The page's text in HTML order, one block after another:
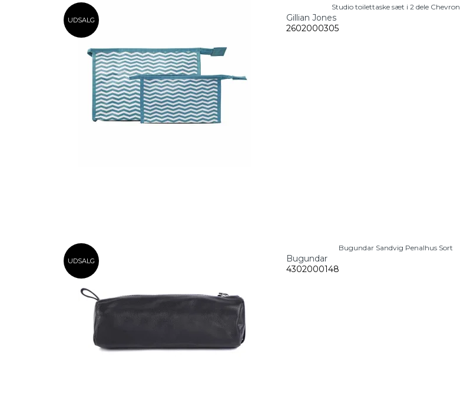
UDSALG
Studio toilettaske sæt i 2 dele Chevron
Gillian Jones
2602000305
UDSALG
Bugundar Sandvig Penalhus Sort
Bugundar
4302000148